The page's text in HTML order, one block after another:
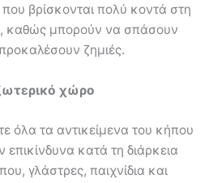
που βρίσκονται πολύ κοντά στη
καθώς μπορούν να σπάσουν
ζημιές.
χώρο
όλα τα αντικείμενα του κήπου
κατά τη διάρκεια
γλάστρες, παιχνίδια και